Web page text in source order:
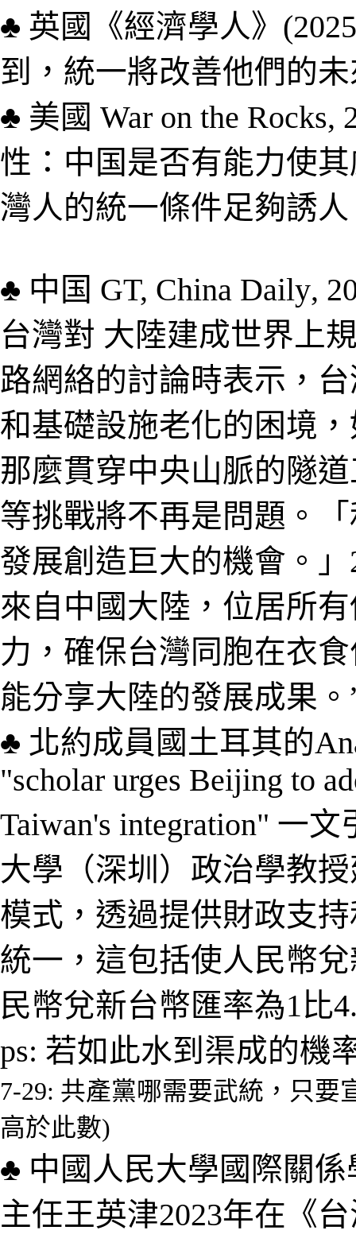
♣ 英國《經濟學人》
到，統一將改善他們的
♣ 美國 War on the Rocks,
性：中 国是否有能力使
灣人的統一條件足夠誘人
♣ 中国 GT, China Daily,
台灣對 大陸建成世界上
路網絡的討論時表示，
和基礎設施老化的困境
那麼貫穿中央山脈的隧
等挑戰將不再是問題。
發展創造巨大的機會。」
來自中國大陸，位居所
力，確保台灣同胞在衣
能分享大陸的發展成果。
♣ 北約成員國土耳其的
"scholar urges Beijing to
Taiwan's integration" 一
大學（深圳）政治學教
模式，透過提供財政支
統一 ， 這包括使人民幣
民幣兌新台幣匯率為1比
ps: 若如此水到渠成的機
7-29: 共產黨哪需要武統，只要
高於此數)
♣ 中國人民大學國際關
主任王英津2023年在《